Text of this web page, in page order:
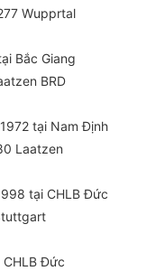
Wupprtal
Bắc Giang
BRD
tại Nam Định
Laatzen
tại CHLB Đức
CHLB Đức